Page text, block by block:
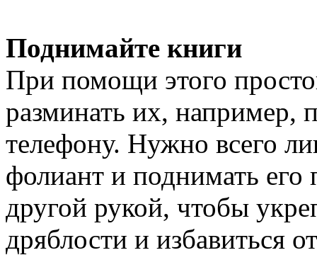
Поднимайте книги
При помощи этого
разминать их, например,
телефону. Нужно всего
фолиант и поднимать
другой рукой, чтобы
дряблости и избавиться